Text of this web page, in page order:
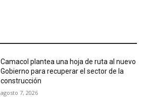
Camacol plantea una hoja de ruta al nuevo
Gobierno para recuperar el sector de la
construcción
agosto 7, 2026